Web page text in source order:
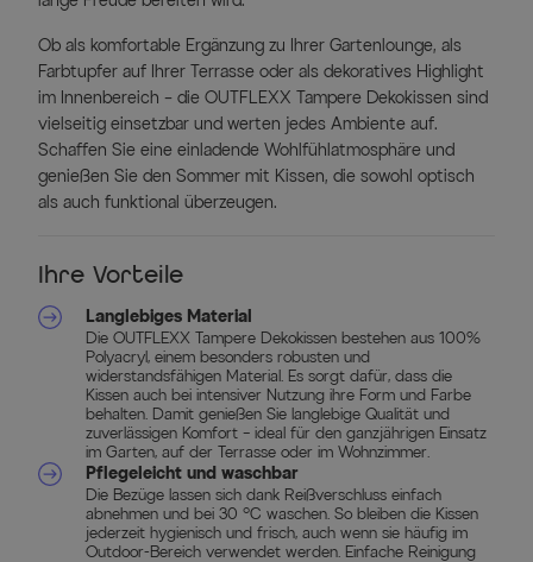
Ob als komfortable Ergänzung zu Ihrer Gartenlounge, als
Farbtupfer auf Ihrer Terrasse oder als dekoratives Highlight
im Innenbereich – die OUTFLEXX Tampere Dekokissen sind
vielseitig einsetzbar und werten jedes Ambiente auf.
Schaffen Sie eine einladende Wohlfühlatmosphäre und
genießen Sie den Sommer mit Kissen, die sowohl optisch
als auch funktional überzeugen.
Ihre Vorteile
Langlebiges Material
Die OUTFLEXX Tampere Dekokissen bestehen aus 100%
Polyacryl, einem besonders robusten und
widerstandsfähigen Material. Es sorgt dafür, dass die
Kissen auch bei intensiver Nutzung ihre Form und Farbe
behalten. Damit genießen Sie langlebige Qualität und
zuverlässigen Komfort – ideal für den ganzjährigen Einsatz
im Garten, auf der Terrasse oder im Wohnzimmer.
Pflegeleicht und waschbar
Die Bezüge lassen sich dank Reißverschluss einfach
abnehmen und bei 30 °C waschen. So bleiben die Kissen
jederzeit hygienisch und frisch, auch wenn sie häufig im
Outdoor-Bereich verwendet werden. Einfache Reinigung